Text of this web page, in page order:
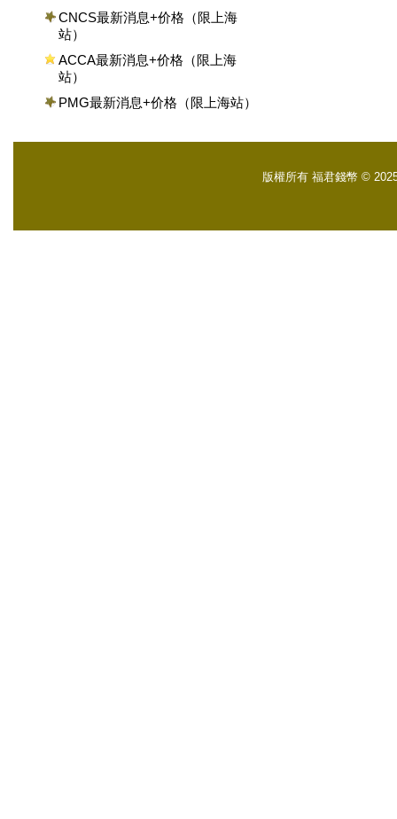
CNCS最新消息+价格（限上海
站）
ACCA最新消息+价格（限上海
站）
PMG最新消息+价格（限上海站）
版權所有 福君錢幣 ©